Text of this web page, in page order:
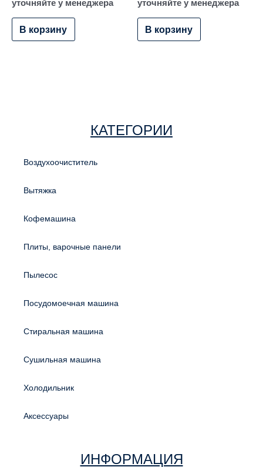
уточняйте у менеджера
В корзину
уточняйте у менеджера
В корзину
КАТЕГОРИИ
Воздухоочиститель
Вытяжка
Кофемашина
Плиты, варочные панели
Пылесос
Посудомоечная машина
Стиральная машина
Сушильная машина
Холодильник
Аксессуары
ИНФОРМАЦИЯ